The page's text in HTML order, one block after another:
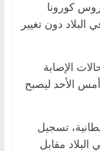
كورونا
دون تغيير
الإصابة
71 حالة عن أمس الأحد ليصبح
تسجيل
البلاد مقابل